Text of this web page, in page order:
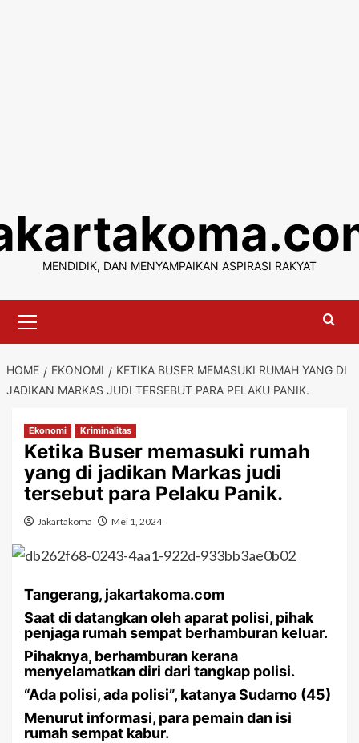
content
MENDIDIK, DAN MENYAMPAIKAN ASPIRASI RAKYAT
Menu
HOME EKONOMI
KETIKA BUSER MEMASUKI RUMAH YANG DI
JADIKAN MARKAS JUDI TERSEBUT PARA PELAKU PANIK.
Ekonomi Kriminalitas
Ketika Buser memasuki rumah
yang di jadikan Markas judi
tersebut para Pelaku Panik.
Jakartakoma Mei 1, 2024
Tangerang, jakartakoma.com
Saat di datangkan oleh aparat polisi, pihak
penjaga rumah sempat berhamburan keluar.
Pihaknya, berhamburan kerana
menyelamatkan diri dari tangkap polisi.
“Ada polisi, ada polisi”, katanya Sudarno (45)
Menurut informasi, para pemain dan isi
rumah sempat kabur.